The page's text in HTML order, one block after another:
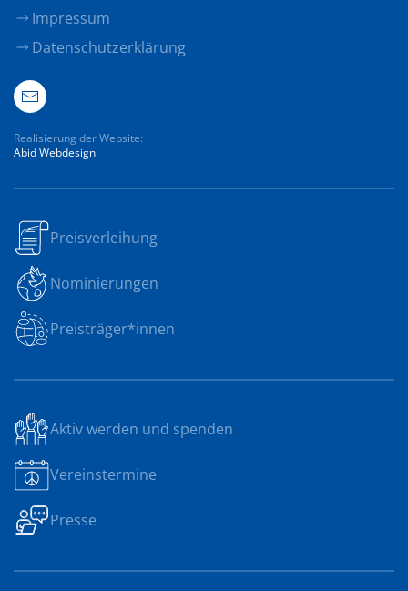
Impressum
Datenschutzerklärung
Realisierung der Website:
Abid Webdesign
Preisverleihung
Nominierungen
Preisträger*innen
Aktiv werden und spenden
Vereinstermine
Presse